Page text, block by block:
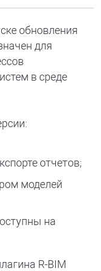
обновления
для
в среде
отчетов;
моделей
на
R-BIM